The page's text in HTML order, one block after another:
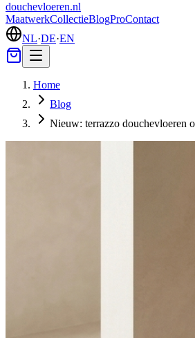
douchevloeren.nl
MaatwerkCollectieBlogProContact
NL·DE·EN
Home
Blog
Nieuw: terrazzo douchevloeren